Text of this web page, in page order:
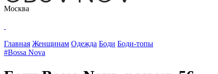
Москва
Главная Женщинам Одежда Боди Боди-топы
#Bossa Nova